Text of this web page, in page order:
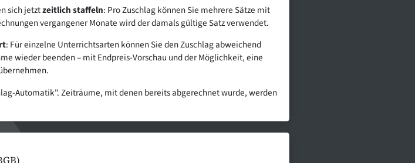
sich jetztzeitlich staffeln: Pro Zuschlag können Sie mehrere Sätze mit
vergangener Monate wird der damals gültige Satz verwendet.
: Für einzelne Unterrichtsarten können Sie den Zuschlag abweichend
wieder beenden – mit Endpreis-Vorschau und der Möglichkeit, eine
Automatik". Zeiträume, mit denen bereits abgerechnet wurde, werden